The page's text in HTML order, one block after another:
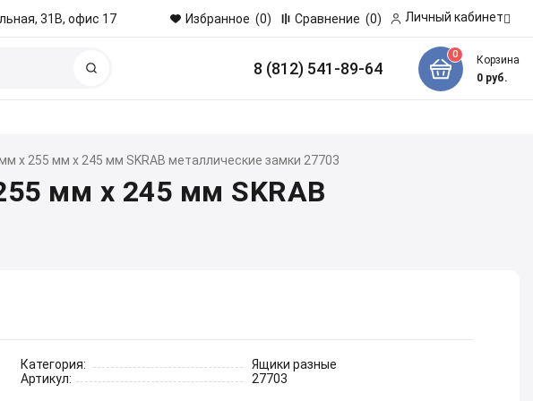
31В, офис 17 Избранное (0) Сравнение (0) Личный кабинет
8 (812) 541-89-64
0
Корзина
0руб.
x 255 мм x 245 мм SKRAB металлические замки 27703
мм x 245 мм SKRAB
Категория:
Ящики разные
Артикул:
27703